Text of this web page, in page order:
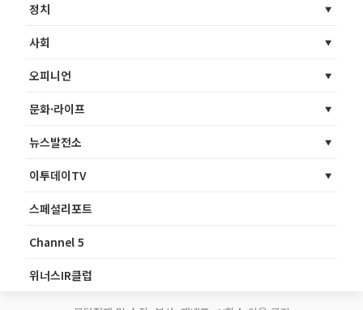
정치
사회
오피니언
문화·라이프
뉴스발전소
이투데이TV
스페셜리포트
Channel 5
위너스IR클럽